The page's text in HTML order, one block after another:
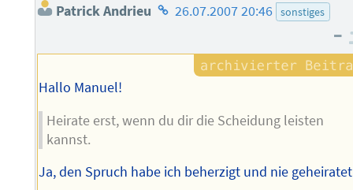
Patrick Andrieu Homepage
Autors
26.07.2007 20:46 sonstiges
–
Hallo Manuel!
Heirate erst, wenn du dir die Scheidung leisten
kannst.
Ja, den Spruch habe ich beherzigt und nie